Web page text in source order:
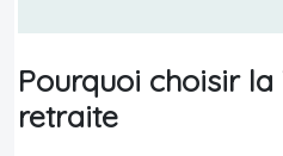
Pourquoi choisir
retraite